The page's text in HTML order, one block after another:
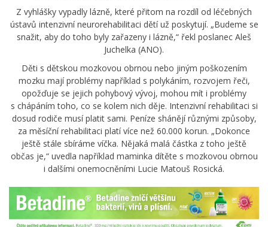
Z vyhlášky vypadly lázně, které přitom na rozdíl od léčebných
ústavů intenzivní neurorehabilitaci dětí už poskytují. „Budeme se
snažit, aby do toho byly zařazeny i lázně,“ řekl poslanec Aleš
Juchelka (ANO).
Děti s dětskou mozkovou obrnou nebo jiným poškozením
mozku mají problémy například s polykáním, rozvojem řeči,
opožďuje se jejich pohybový vývoj, mohou mít i problémy
s chápáním toho, co se kolem nich děje. Intenzivní rehabilitaci si
dosud rodiče musí platit sami. Peníze shánějí různými způsoby,
za měsíční rehabilitaci platí více než 60.000 korun. „Dokonce
ještě stále sbíráme víčka. Nějaká malá částka z toho ještě
občas je,“ uvedla například maminka dítěte s mozkovou obrnou
i dalšími onemocněními Lucie Matouš Rosická.